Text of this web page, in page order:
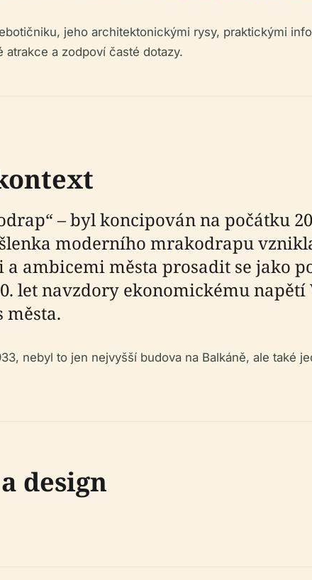
jeho architektonickými rysy, praktickými
a zodpoví časté dotazy.
– byl koncipován na počátku
moderního mrakodrapu
ambicemi města prosadit se jako
let navzdory ekonomickému
města.
nebyl to jen nejvyšší budova na Balkáně, ale také
design